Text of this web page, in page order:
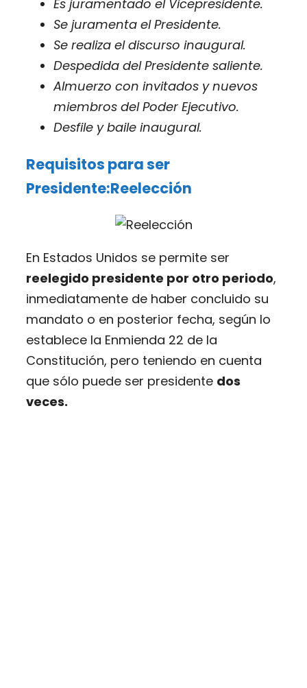
Es juramentado el Vicepresidente.
Se juramenta el Presidente.
Se realiza el discurso inaugural.
Despedida del Presidente saliente.
Almuerzo con invitados y nuevos
miembros del Poder Ejecutivo.
Desfile y baile inaugural.
Requisitos para ser
Presidente:Reelección
En Estados Unidos se permite ser
reelegido presidente por otro periodo,
inmediatamente de haber concluido su
mandato o en posterior fecha, según lo
establece la Enmienda 22 de la
Constitución, pero teniendo en cuenta
que sólo puede ser presidente dos
veces.